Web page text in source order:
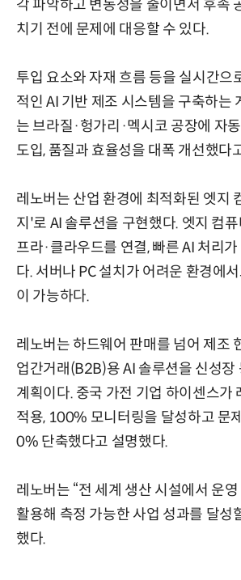
각 파악하고 변동성을 줄이면서 후속
치기 전에 문제에 대응할 수 있다.
투입 요소와 자재 흐름 등을 실시간으
적인 AI 기반 제조 시스템을 구축하는
는 브라질·헝가리·멕시코 공장에 자
도입, 품질과 효율성을 대폭 개선했다
레노버는 산업 환경에 최적화된 엣지
지'로 AI 솔루션을 구현했다. 엣지 컴
프라·클라우드를 연결, 빠른 AI 처리가
다. 서버나 PC 설치가 어려운 환경에
이 가능하다.
레노버는 하드웨어 판매를 넘어 제조
업간거래(B2B)용 AI 솔루션을 신성장
계획이다. 중국 가전 기업 하이센스가
적용, 100% 모니터링을 달성하고 문
0% 단축했다고 설명했다.
레노버는 “전 세계 생산 시설에서 운
활용해 측정 가능한 사업 성과를 달성
했다.